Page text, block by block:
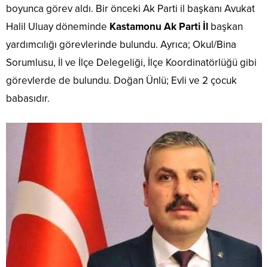
boyunca görev aldı. Bir önceki Ak Parti il başkanı Avukat
Halil Uluay döneminde Kastamonu Ak Parti İl başkan
yardımcılığı görevlerinde bulundu. Ayrıca; Okul/Bina
Sorumlusu, İl ve İlçe Delegeliği, İlçe Koordinatörlüğü gibi
görevlerde de bulundu. Doğan Ünlü; Evli ve 2 çocuk
babasıdır.